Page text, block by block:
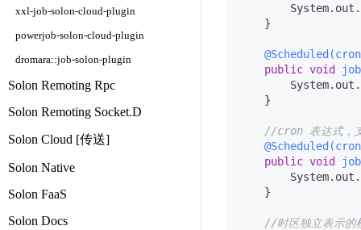
xxl-job-solon-cloud-plugin
powerjob-solon-cloud-plugin
dromara::job-solon-plugin
Solon Remoting Rpc
Solon Remoting Socket.D
Solon Cloud [传送]
Solon Native
Solon FaaS
Solon Docs
    }
public void
    }
//cron 表达式，
public void
    }
//时区独立表示的